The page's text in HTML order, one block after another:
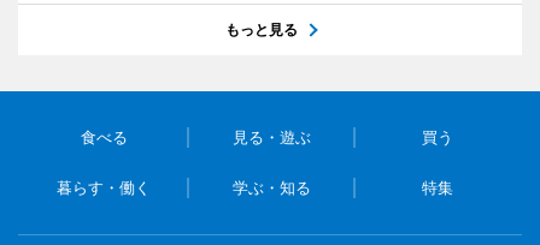
もっと見る
食べる 見る・遊ぶ 買う
暮らす・働く 学ぶ・知る 特集